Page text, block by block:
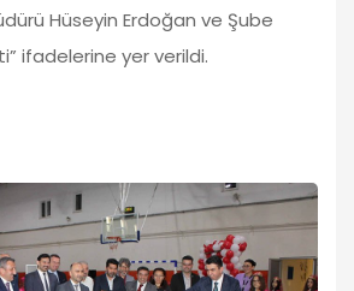
Hüseyin Erdoğan ve Şube
ifadelerine yer verildi.